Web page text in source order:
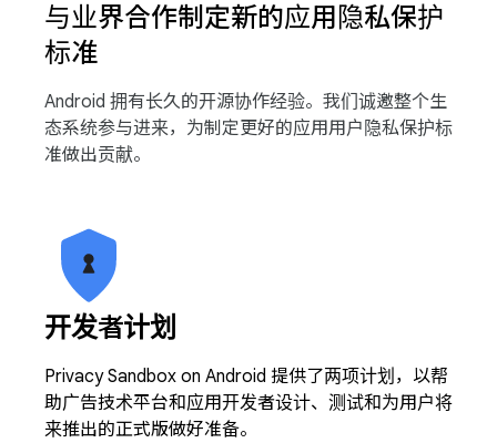
与业界合作制定新的应用隐私保护
标准
Android 拥有长久的开源协作经验。我们诚邀整个生
态系统参与进来，为制定更好的应用用户隐私保护标
准做出贡献。
开发者计划
Privacy Sandbox on Android 提供了两项计划，以帮
助广告技术平台和应用开发者设计、测试和为用户将
来推出的正式版做好准备。